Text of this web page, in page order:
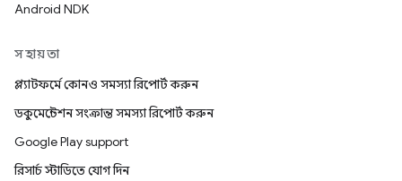
Android NDK
সহায়তা
প্ল্যাটফর্মে কোনও সমস্যা রিপোর্ট করুন
ডকুমেন্টেশন সংক্রান্ত সমস্যা রিপোর্ট করুন
Google Play support
রিসার্চ স্টাডিতে যোগ দিন